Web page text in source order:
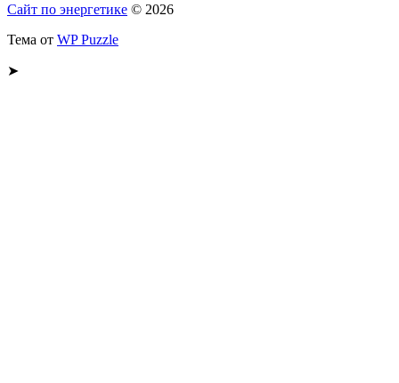
Сайт по энергетике © 2026
Тема от WP Puzzle
➤